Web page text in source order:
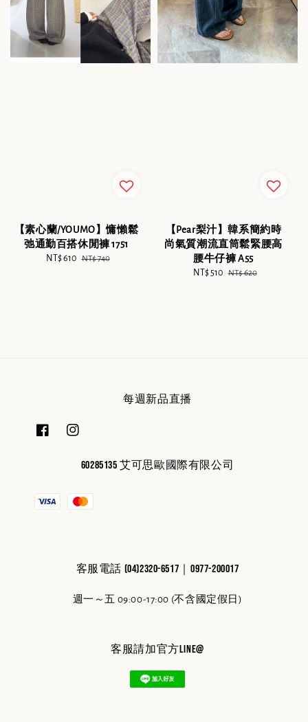
【素心蘭/YOUMO】慵懶鬆
弛通勤百搭休閒褲 1751
Sale
NT$ 610 Regular
NT$ 740
【Pear梨汁】韓系簡約時
尚氣質潮流直筒鬆緊腰高
腰牛仔褲 A55
Sale
NT$ 510 Regular
NT$ 620
每週新品直播
60285135 艾可思歐國際有限公司
客服電話 (04)2320-6517｜0977-200017
週一～五 09:00-17:00 (不含國定假日)
客服請加官方line@